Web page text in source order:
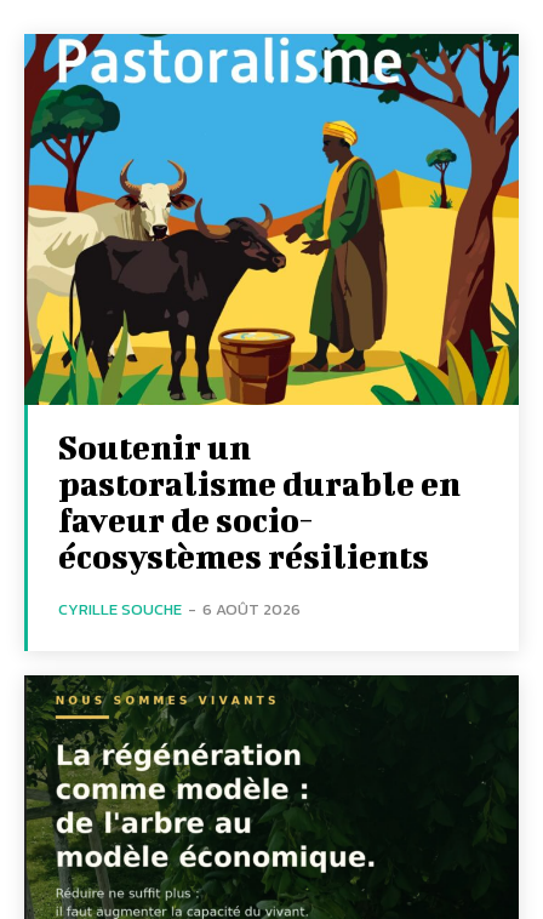
Soutenir un
pastoralisme durable en
faveur de socio-
écosystèmes résilients
CYRILLE SOUCHE - 6 AOÛT 2026